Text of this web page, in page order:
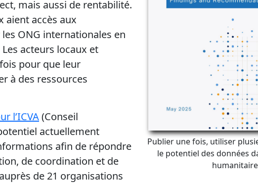
Publier une fois, utiliser
le potentiel des données
humanitaire
mais aussi de rentabilité.
aient accès aux
ONG internationales en
acteurs locaux et
pour que leur
à des ressources
l’ICVA(Conseil
actuellement
afin de répondre
de coordination et de
de 21 organisations